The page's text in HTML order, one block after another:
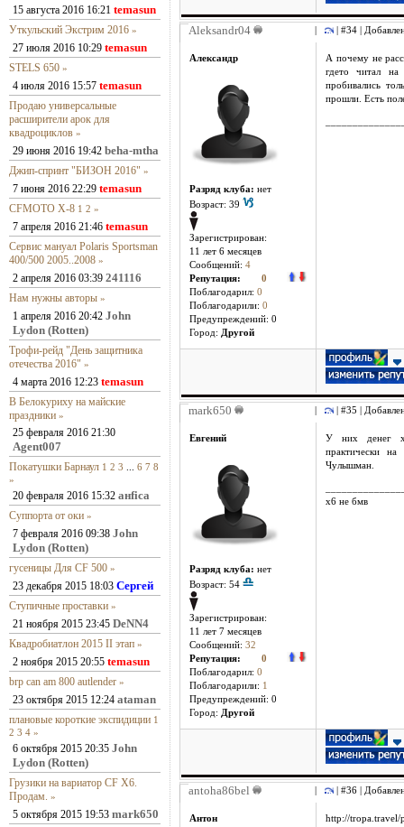
15 августа 2016 16:21 temasun
Уткульский Экстрим 2016 »
27 июля 2016 10:29 temasun
STELS 650 »
4 июля 2016 15:57 temasun
Продаю универсальные
расширители арок для
квадроциклов »
29 июня 2016 19:42 beha-mtha
Джип-спринт "БИЗОН 2016" »
7 июня 2016 22:29 temasun
CFMOTO X-8 1 2 »
7 апреля 2016 21:46 temasun
Сервис мануал Polaris Sportsman
400/500 2005..2008 »
2 апреля 2016 03:39 241116
Нам нужны авторы »
1 апреля 2016 20:42 John
Lydon (Rotten)
Трофи-рейд "День защитника
отечества 2016" »
4 марта 2016 12:23 temasun
В Белокуриху на майские
праздники »
25 февраля 2016 21:30
Agent007
Покатушки Барнаул 1 2 3 6 7 8
»
20 февраля 2016 15:32 анfiса
Суппорта от оки »
7 февраля 2016 09:38 John
Lydon (Rotten)
гусеницы Для CF 500 »
23 декабря 2015 18:03 Сергей
Ступичные проставки »
21 ноября 2015 23:45 DeNN4
Квадробиатлон 2015 II этап »
2 ноября 2015 20:55 temasun
brp can am 800 autlender »
23 октября 2015 12:24 ataman
плановые короткие экспидиции 1
2 3 4 »
6 октября 2015 20:35 John
Lydon (Rotten)
Грузики на вариатор CF X6.
Продам. »
5 октября 2015 19:53 mark650
Aleksandr04 | #34 |
Александр
Разряд клуба: нет
Возраст: 39
Зарегистрирован:
11 лет 6 месяцев
Сообщений: 4
Репутация: 0
Поблагодарил: 0
Поблагодарили: 0
Предупреждений: 0
Город: Другой
А почему не
гдето читал
пробивались
прошли. Есть
mark650 | #35 |
Евгений
Разряд клуба: нет
Возраст: 54
Зарегистрирован:
11 лет 7 месяцев
Сообщений: 32
Репутация: 0
Поблагодарил: 0
Поблагодарили: 1
Предупреждений: 0
Город: Другой
У них денег
практически
Чулышман.
х6 не бмв
antoha86bel | #36 |
Антон http://tropa.travel/